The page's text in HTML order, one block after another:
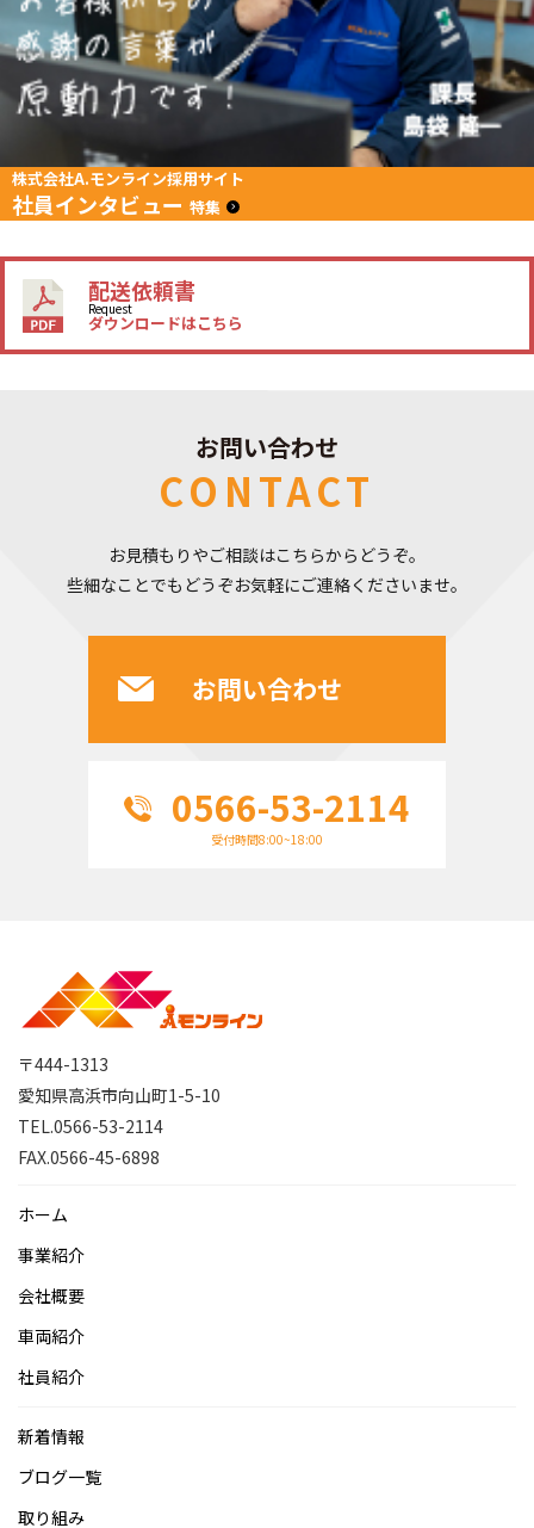
株式会社A.モンライン採用サイト
社員インタビュー 特集
配送依頼書
Request
ダウンロードはこちら
お問い合わせ
CONTACT
お見積もりやご相談はこちらからどうぞ。
些細なことでもどうぞお気軽にご連絡くださいませ。
お問い合わせ
0566-53-2114
受付時間8:00~18:00
〒444-1313
愛知県高浜市向山町1-5-10
TEL.0566-53-2114
FAX.0566-45-6898
ホーム
事業紹介
会社概要
車両紹介
社員紹介
新着情報
ブログ一覧
取り組み